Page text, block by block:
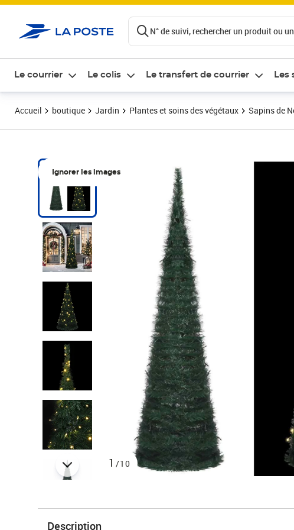
N° de suivi, rechercher un produit ou
Le courrier Le colis Le transfert de courrier Les
Accueil boutique Jardin Plantes et soins des végétaux Sapins de
Ignorer les images
1 /10
Description